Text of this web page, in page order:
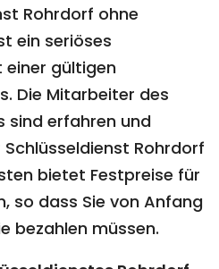
Rohrdorf ohne
ein seriöses
einer gültigen
Die Mitarbeiter des
sind erfahren und
Rohrdorf
bietet Festpreise für
so dass Sie von Anfang
bezahlen müssen.